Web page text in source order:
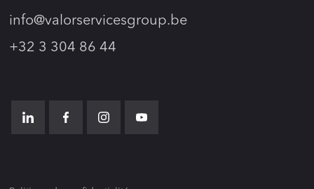
info@valorservicesgroup.be
+32 3 304 86 44